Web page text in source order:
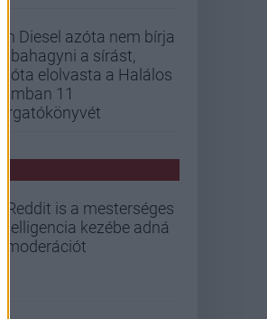
Vin Diesel azóta nem bírja
abbahagyni a sírást,
mióta elolvasta a Halálos
iramban 11
forgatókönyvét
A Reddit is a mesterséges
intelligencia kezébe adná
a moderációt